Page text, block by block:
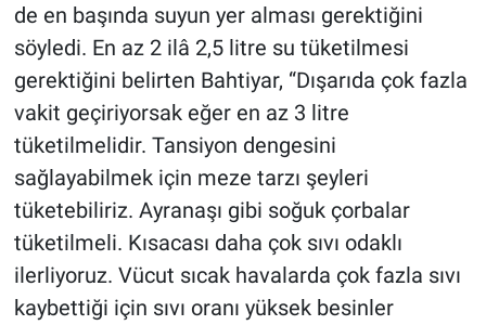
de en başında suyun yer alması gerektiğini
söyledi. En az 2 ilâ 2,5 litre su tüketilmesi
gerektiğini belirten Bahtiyar, “Dışarıda çok fazla
vakit geçiriyorsak eğer en az 3 litre
tüketilmelidir. Tansiyon dengesini
sağlayabilmek için meze tarzı şeyleri
tüketebiliriz. Ayranaşı gibi soğuk çorbalar
tüketilmeli. Kısacası daha çok sıvı odaklı
ilerliyoruz. Vücut sıcak havalarda çok fazla sıvı
kaybettiği için sıvı oranı yüksek besinler